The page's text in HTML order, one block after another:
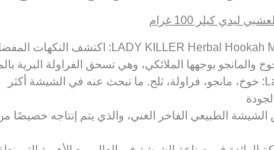
والمانجو بوجهها الملائكي، وهي تسحق الفراولة
الشيشة الطبيعي الفاخر الغني، والذي يتم إنتاجه خصيصًا من